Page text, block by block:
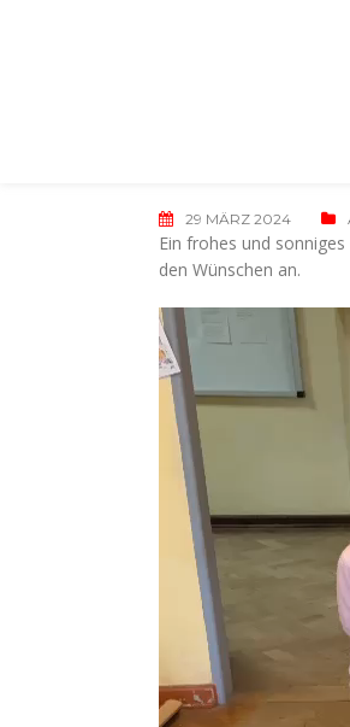
29 MÄRZ 2024
Ein frohes und
den Wünschen an.
Video-
Player